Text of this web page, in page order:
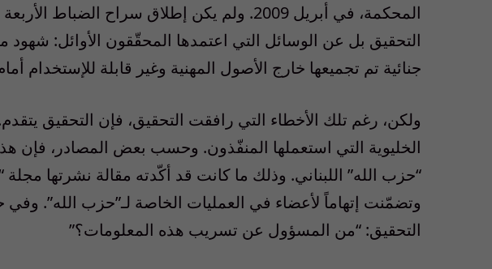
المحكمة، في أبريل 2009. ولم يكن إطلاق سراح
التحقيق بل عن الوسائل التي اعتمدها المحقّقون الأوائل:
جنائية تم تجميعها خارج الأصول المهنية وغير قابلة للإستخدام
ولكن، رغم تلك الأخطاء التي رافقت التحقيق، فإن التحقيق
الخليوية التي استعملها المنفّذون. وحسب بعض المصادر،
وتضمّنت إتهاماً لأعضاء في العمليات الخاصة لـ”حزب الله”.
التحقيق: “من المسؤول عن تسريب هذه المعلومات؟”